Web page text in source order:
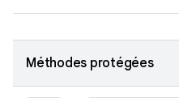
Méthodes protégées